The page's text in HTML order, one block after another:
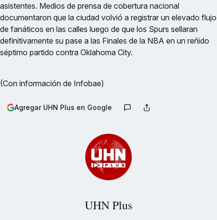
asistentes. Medios de prensa de cobertura nacional
documentaron que la ciudad volvió a registrar un elevado flujo
de fanáticos en las calles luego de que los Spurs sellaran
definitivamente su pase a las Finales de la NBA en un reñido
séptimo partido contra Oklahoma City.
(Con información de Infobae)
Agregar UHN Plus en Google
UHN Plus